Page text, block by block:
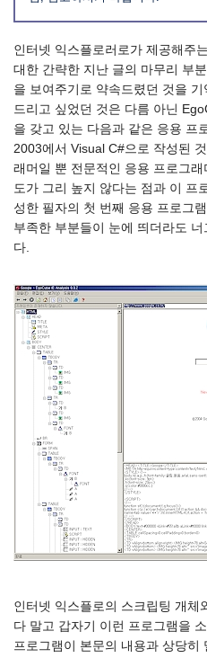
인터넷 익스플로러로가 제공해주
대한 간략한 지난 글의 마무리 부
을 보여주기로 약속드렸던 것을
드리고 싶었던 것은 다름 아닌
을 갖고 있는 다음과 같은 응용 프
2003에서 Visual C#으로 작성된
래머일 뿐 전문적인 응용 프로그
도가 그리 높지 않다는 점과 이 프
성한 필자의 첫 번째 응용 프로그
부족한 부분들이 눈에 띄더라도
다.
인터넷 익스플로의 스크립팅 개체
다 말고 갑자기 이런 프로그램을
프로그램이 본문의 내용과 상당히